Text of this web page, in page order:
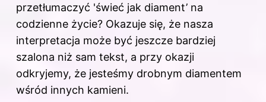
przetłumaczyć 'świeć jak diament’ na
codzienne życie? Okazuje się, że nasza
interpretacja może być jeszcze bardziej
szalona niż sam tekst, a przy okazji
odkryjemy, że jesteśmy drobnym diamentem
wśród innych kamieni.